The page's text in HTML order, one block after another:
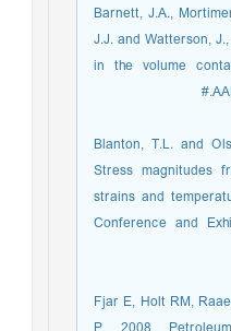
[13]- Barnett, J.A.,
J.J. and Watterson,
in the volume
[14]- Blanton, T.L.
Stress magnitudes
strains and
Conference and
[15]- Fjar E, Holt RM,